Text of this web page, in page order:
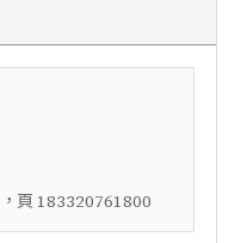
，頁 183320761800